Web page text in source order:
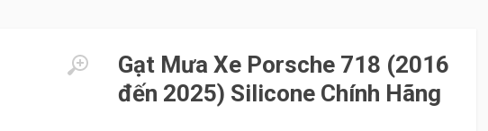
Gạt Mưa Xe Porsche 718 (2016
đến 2025) Silicone Chính Hãng